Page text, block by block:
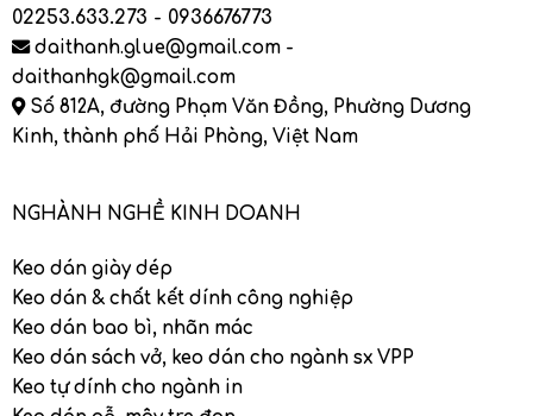
02253.633.273 - 0936676773
daithanh.glue@gmail.com -
daithanhgk@gmail.com
Số 812A, đường Phạm Văn Đồng, Phường Dương
Kinh, thành phố Hải Phòng, Việt Nam
NGHÀNH NGHỀ KINH DOANH
Keo dán giày dép
Keo dán & chất kết dính công nghiệp
Keo dán bao bì, nhãn mác
Keo dán sách vở, keo dán cho ngành sx VPP
Keo tự dính cho ngành in